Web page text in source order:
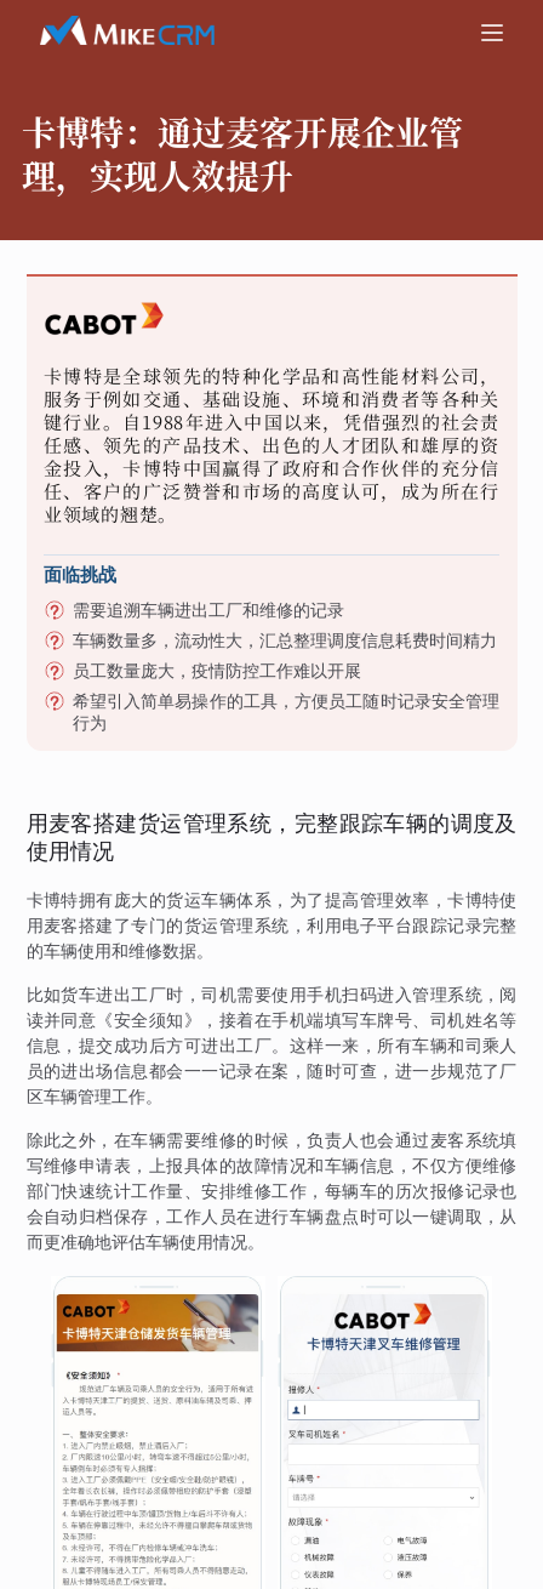
卡博特： 通过麦客开展企业管
理，实现人效提升
卡博特是全球领先的特种化学品和高性能材料公司，
服务于例如交通、基础设施、环境和消费者等各种关
键行业。自1988年进入中国以来，凭借强烈的社会责
任感、领先的产品技术、出色的人才团队和雄厚的资
金投入，卡博特中国赢得了政府和合作伙伴的充分信
任、客户的广泛赞誉和市场的高度认可，成为所在行
业领域的翘楚。
面临挑战
需要追溯车辆进出工厂和维修的记录
车辆数量多，流动性大，汇总整理调度信息耗费时间精力
员工数量庞大，疫情防控工作难以开展
希望引入简单易操作的工具，方便员工随时记录安全管理
行为
用麦客搭建货运管理系统，完整跟踪车辆的调度及
使用情况
卡博特拥有庞大的货运车辆体系，为了提高管理效率，卡博特使
用麦客搭建了专门的货运管理系统，利用电子平台跟踪记录完整
的车辆使用和维修数据。
比如货车进出工厂时，司机需要使用手机扫码进入管理系统，阅
读并同意《安全须知》，接着在手机端填写车牌号、司机姓名等
信息，提交成功后方可进出工厂。这样一来，所有车辆和司乘人
员的进出场信息都会一一记录在案，随时可查，进一步规范了厂
区车辆管理工作。
除此之外，在车辆需要维修的时候，负责人也会通过麦客系统填
写维修申请表，上报具体的故障情况和车辆信息，不仅方便维修
部门快速统计工作量、安排维修工作，每辆车的历次报修记录也
会自动归档保存，工作人员在进行车辆盘点时可以一键调取，从
而更准确地评估车辆使用情况。